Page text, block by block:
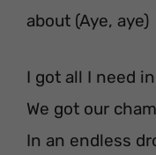
about (Aye, aye)
I got all I need
We got our
In an endless